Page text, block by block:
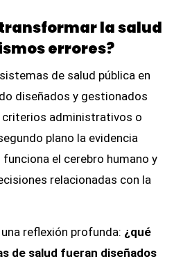
la salud
errores?
de salud pública en
diseñados y gestionados
criterios administrativos o
plano la evidencia
el cerebro humano y
relacionadas con la
reflexión profunda: ¿qué
de salud fueran diseñados